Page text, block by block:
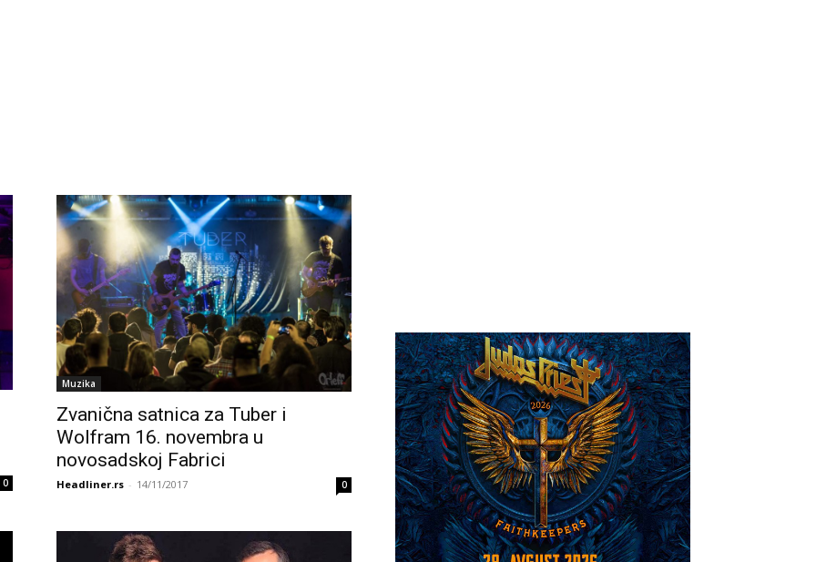
0
Muzika
Zvanična satnica za Tuber i
Wolfram 16. novembra u
novosadskoj Fabrici
Headliner.rs - 14/11/2017 0